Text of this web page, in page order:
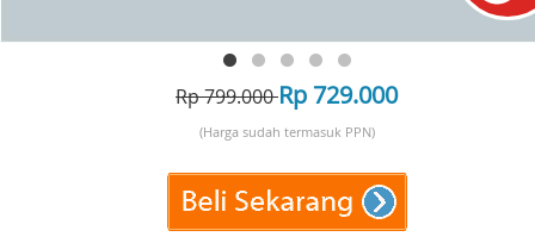
Rp 799.000Rp 729.000
(Harga sudah termasuk PPN)